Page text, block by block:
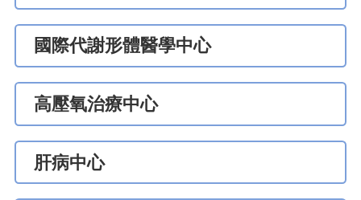
國際代謝形體醫學中心
高壓氧治療中心
肝病中心